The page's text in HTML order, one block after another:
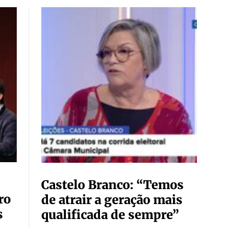
Castelo Branco: “Temos
de atrair a geração mais
qualificada de sempre”